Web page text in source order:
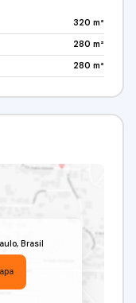
320 m²
280 m²
280 m²
, Brasil